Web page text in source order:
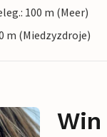
100 m (Meer)
m (Miedzyzdroje)